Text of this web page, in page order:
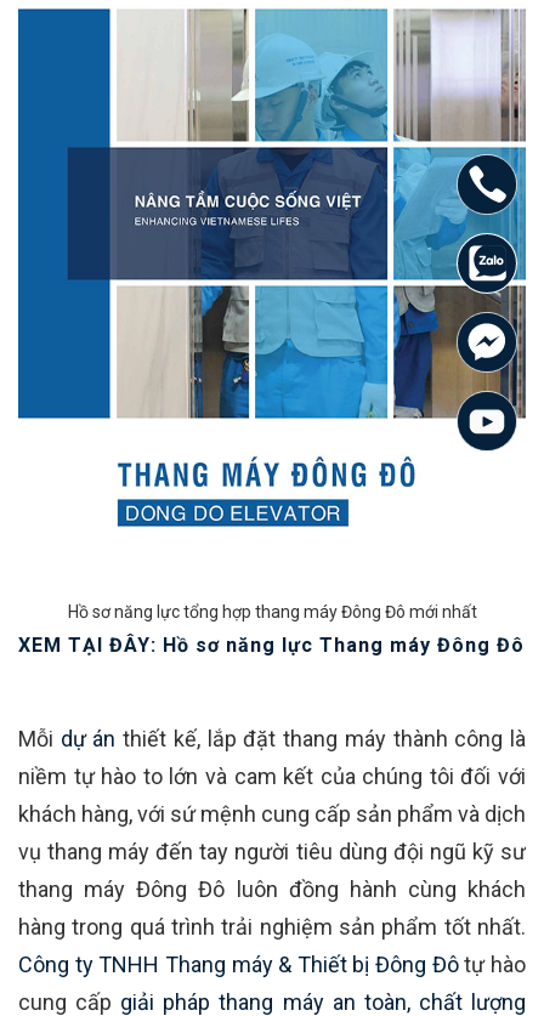
Hồ sơ năng lực tổng hợp thang máy Đông Đô mới nhất
XEM TẠI ĐÂY: Hồ sơ năng lực Thang máy Đông Đô
Mỗi dự án thiết kế, lắp đặt thang máy thành công là
niềm tự hào to lớn và cam kết của chúng tôi đối với
khách hàng, với sứ mệnh cung cấp sản phẩm và dịch
vụ thang máy đến tay người tiêu dùng đội ngũ kỹ sư
thang máy Đông Đô luôn đồng hành cùng khách
hàng trong quá trình trải nghiệm sản phẩm tốt nhất.
Công ty TNHH Thang máy & Thiết bị Đông Đôtự hào
cung cấp giải pháp thang máy an toàn, chất lượng